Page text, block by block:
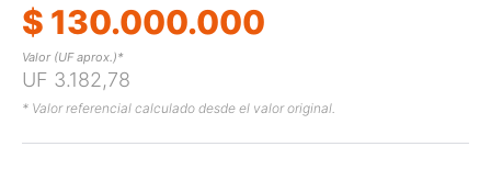
$ 130.000.000
Valor (UF aprox.)*
UF 3.182,78
* Valor referencial calculado desde el valor original.